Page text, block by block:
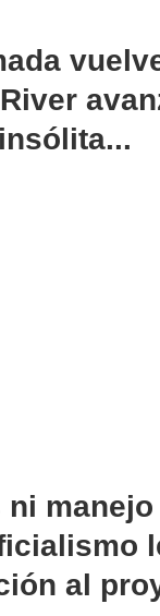
ni manejo
al